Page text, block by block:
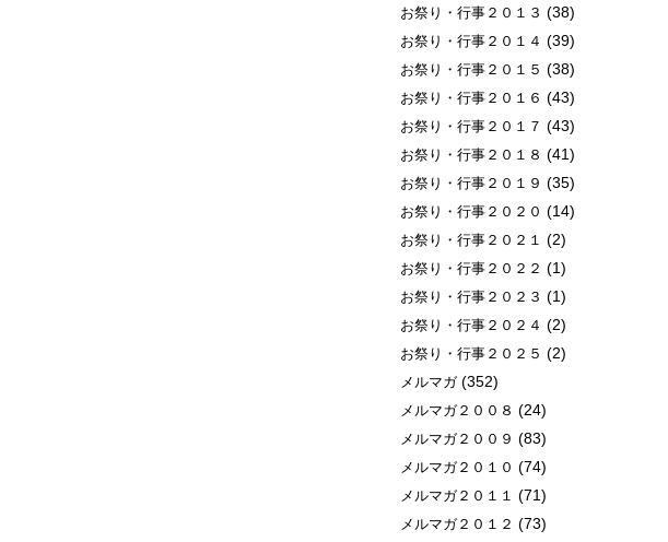
お祭り・行事２０１３ (38)
お祭り・行事２０１４ (39)
お祭り・行事２０１５ (38)
お祭り・行事２０１６ (43)
お祭り・行事２０１７ (43)
お祭り・行事２０１８ (41)
お祭り・行事２０１９ (35)
お祭り・行事２０２０ (14)
お祭り・行事２０２１ (2)
お祭り・行事２０２２ (1)
お祭り・行事２０２３ (1)
お祭り・行事２０２４ (2)
お祭り・行事２０２５ (2)
メルマガ(352)
メルマガ２００８ (24)
メルマガ２００９ (83)
メルマガ２０１０ (74)
メルマガ２０１１ (71)
メルマガ２０１２ (73)